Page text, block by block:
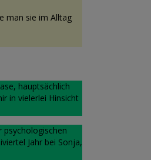
man sie im Alltag
hauptsächlich
in vielerlei Hinsicht
psychologischen
Jahr bei Sonja,